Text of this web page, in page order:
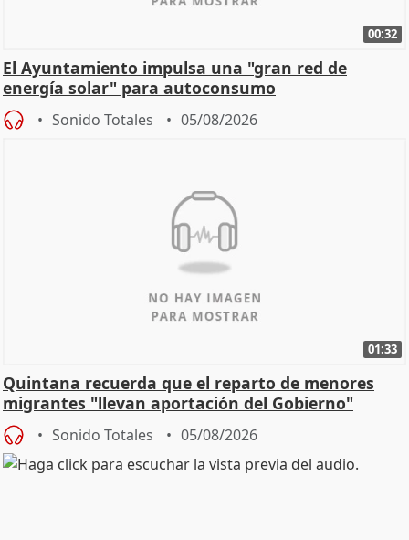
00:32
El Ayuntamiento impulsa una "gran red de
energía solar" para autoconsumo
Sonido Totales 05/08/2026
01:33
Quintana recuerda que el reparto de menores
migrantes "llevan aportación del Gobierno"
central
Sonido Totales 05/08/2026